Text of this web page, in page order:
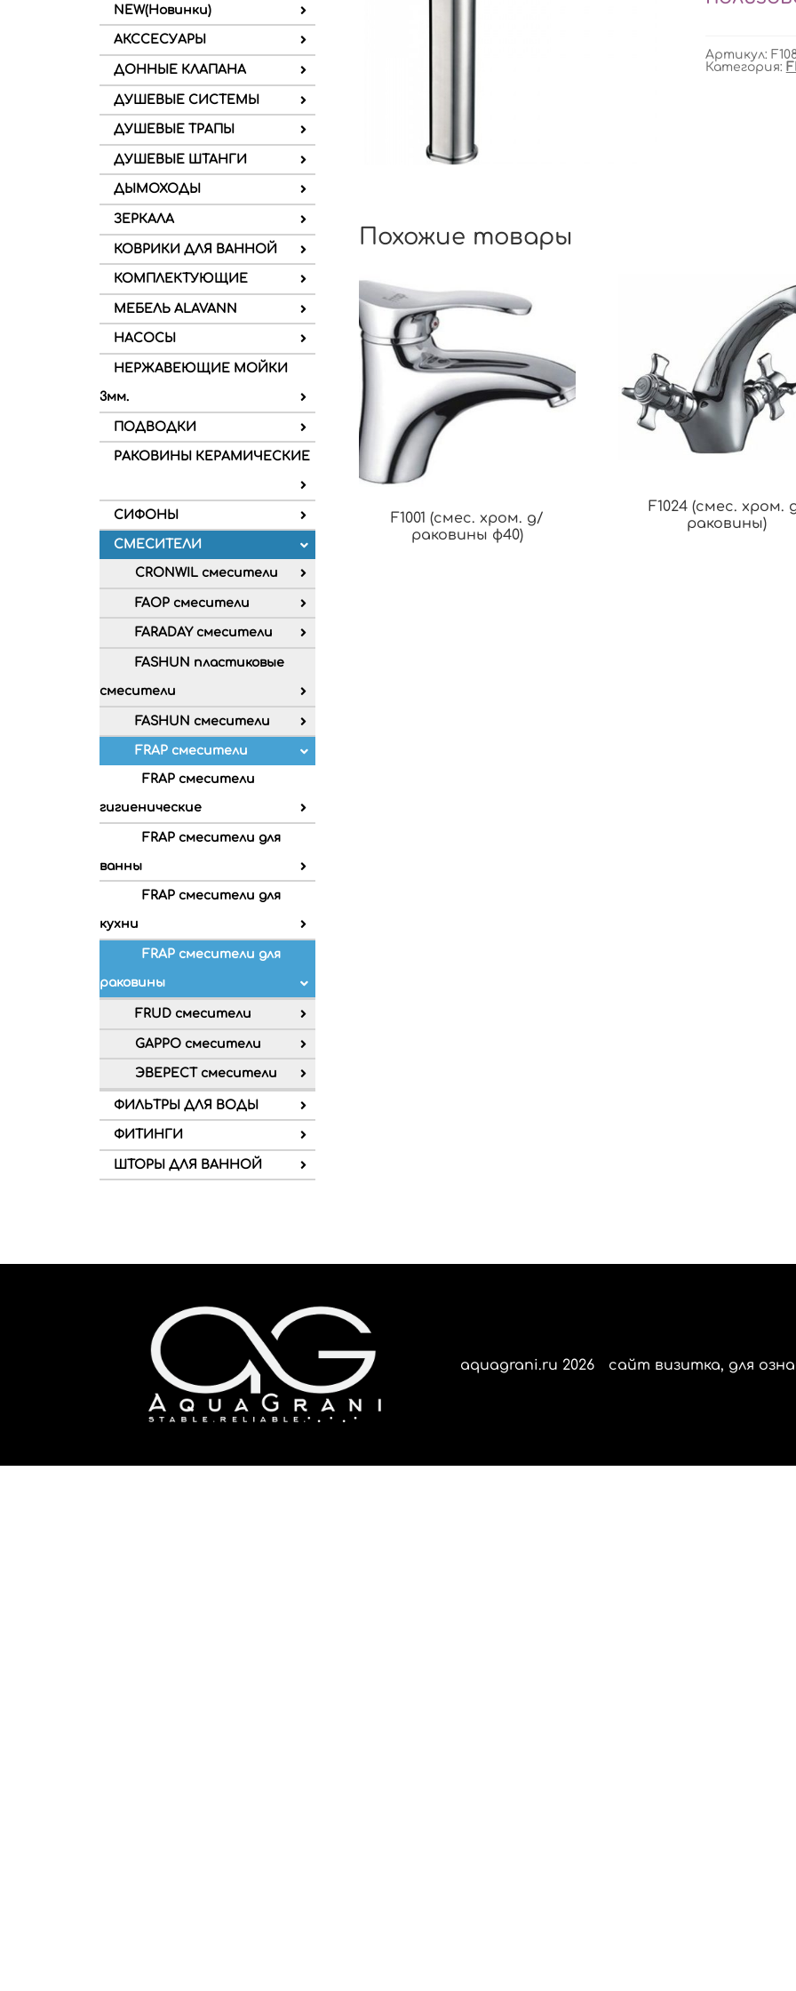
NEW(Новинки)
АКССЕСУАРЫ
ДОННЫЕ КЛАПАНА
ДУШЕВЫЕ СИСТЕМЫ
ДУШЕВЫЕ ТРАПЫ
ДУШЕВЫЕ ШТАНГИ
ДЫМОХОДЫ
ЗЕРКАЛА
КОВРИКИ ДЛЯ ВАННОЙ
КОМПЛЕКТУЮЩИЕ
МЕБЕЛЬ ALAVANN
НАСОСЫ
НЕРЖАВЕЮЩИЕ МОЙКИ
3мм.
ПОДВОДКИ
РАКОВИНЫ КЕРАМИЧЕСКИЕ
СИФОНЫ
СМЕСИТЕЛИ
CRONWIL смесители
FAOP смесители
FARADAY смесители
FASHUN пластиковые
смесители
FASHUN смесители
FRAP смесители
FRAP смесители
гигиенические
FRAP смесители для
ванны
FRAP смесители для
кухни
FRAP смесители для
раковины
FRUD смесители
GAPPO смесители
ЭВЕРЕСТ смесители
ФИЛЬТРЫ ДЛЯ ВОДЫ
ФИТИНГИ
ШТОРЫ ДЛЯ ВАННОЙ
Артикул:
Категория:
Похожие товары
F1001 (смес. хром. д/
раковины ф40)
F1024 (смес. хром.
раковины)
aquagrani.ru 2026 сайт визитка, для